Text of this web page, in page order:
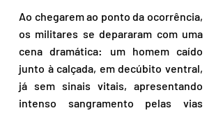
Ao chegarem ao ponto da ocorrência,
os militares se depararam com uma
cena dramática: um homem caído
junto à calçada, em decúbito ventral,
já sem sinais vitais, apresentando
intenso sangramento pelas vias